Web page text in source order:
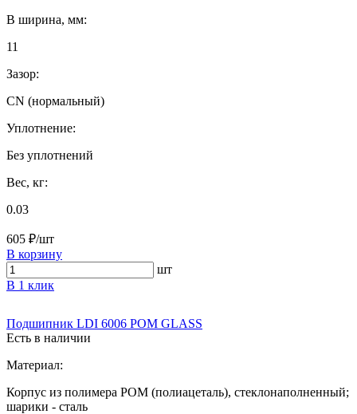
B ширина, мм:
11
Зазор:
CN (нормальный)
Уплотнение:
Без уплотнений
Вес, кг:
0.03
605 ₽/шт
В корзину
шт
В 1 клик
Подшипник LDI 6006 POM GLASS
Есть в наличии
Материал:
Корпус из полимера POM (полиацеталь), стеклонаполненный;
шарики - сталь